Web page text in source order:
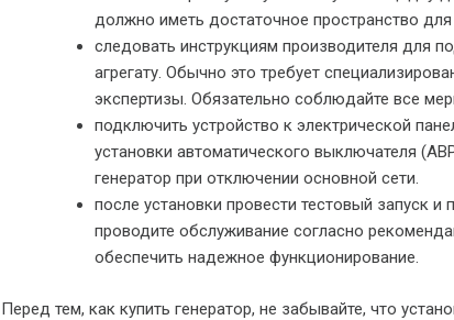
должно иметь достаточное пространство
следовать инструкциям производителя для
агрегату. Обычно это требует
экспертизы. Обязательно соблюдайте все
подключить устройство к электрической
установки автоматического выключателя
генератор при отключении основной сети.
после установки провести тестовый запуск и
проводите обслуживание согласно
обеспечить надежное функционирование.
Перед тем, как купить генератор, не забывайте, что